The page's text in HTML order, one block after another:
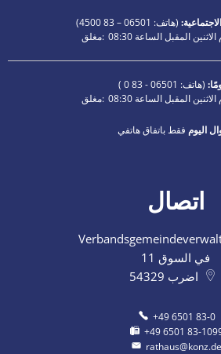
(هاتف:
4500)
أوقات الفتح أو الإغلاق الإضافية
مغلق: المقبل الساعة 08:30
(هاتف:
)
أوقات الفتح أو الإغلاق الإضافية
مغلق: المقبل الساعة 08:30
اليوم
اتصال
في السوق 11
54329 اضرب
+49 6501 83-0
+49 6501 83-
rathaus@konz.de